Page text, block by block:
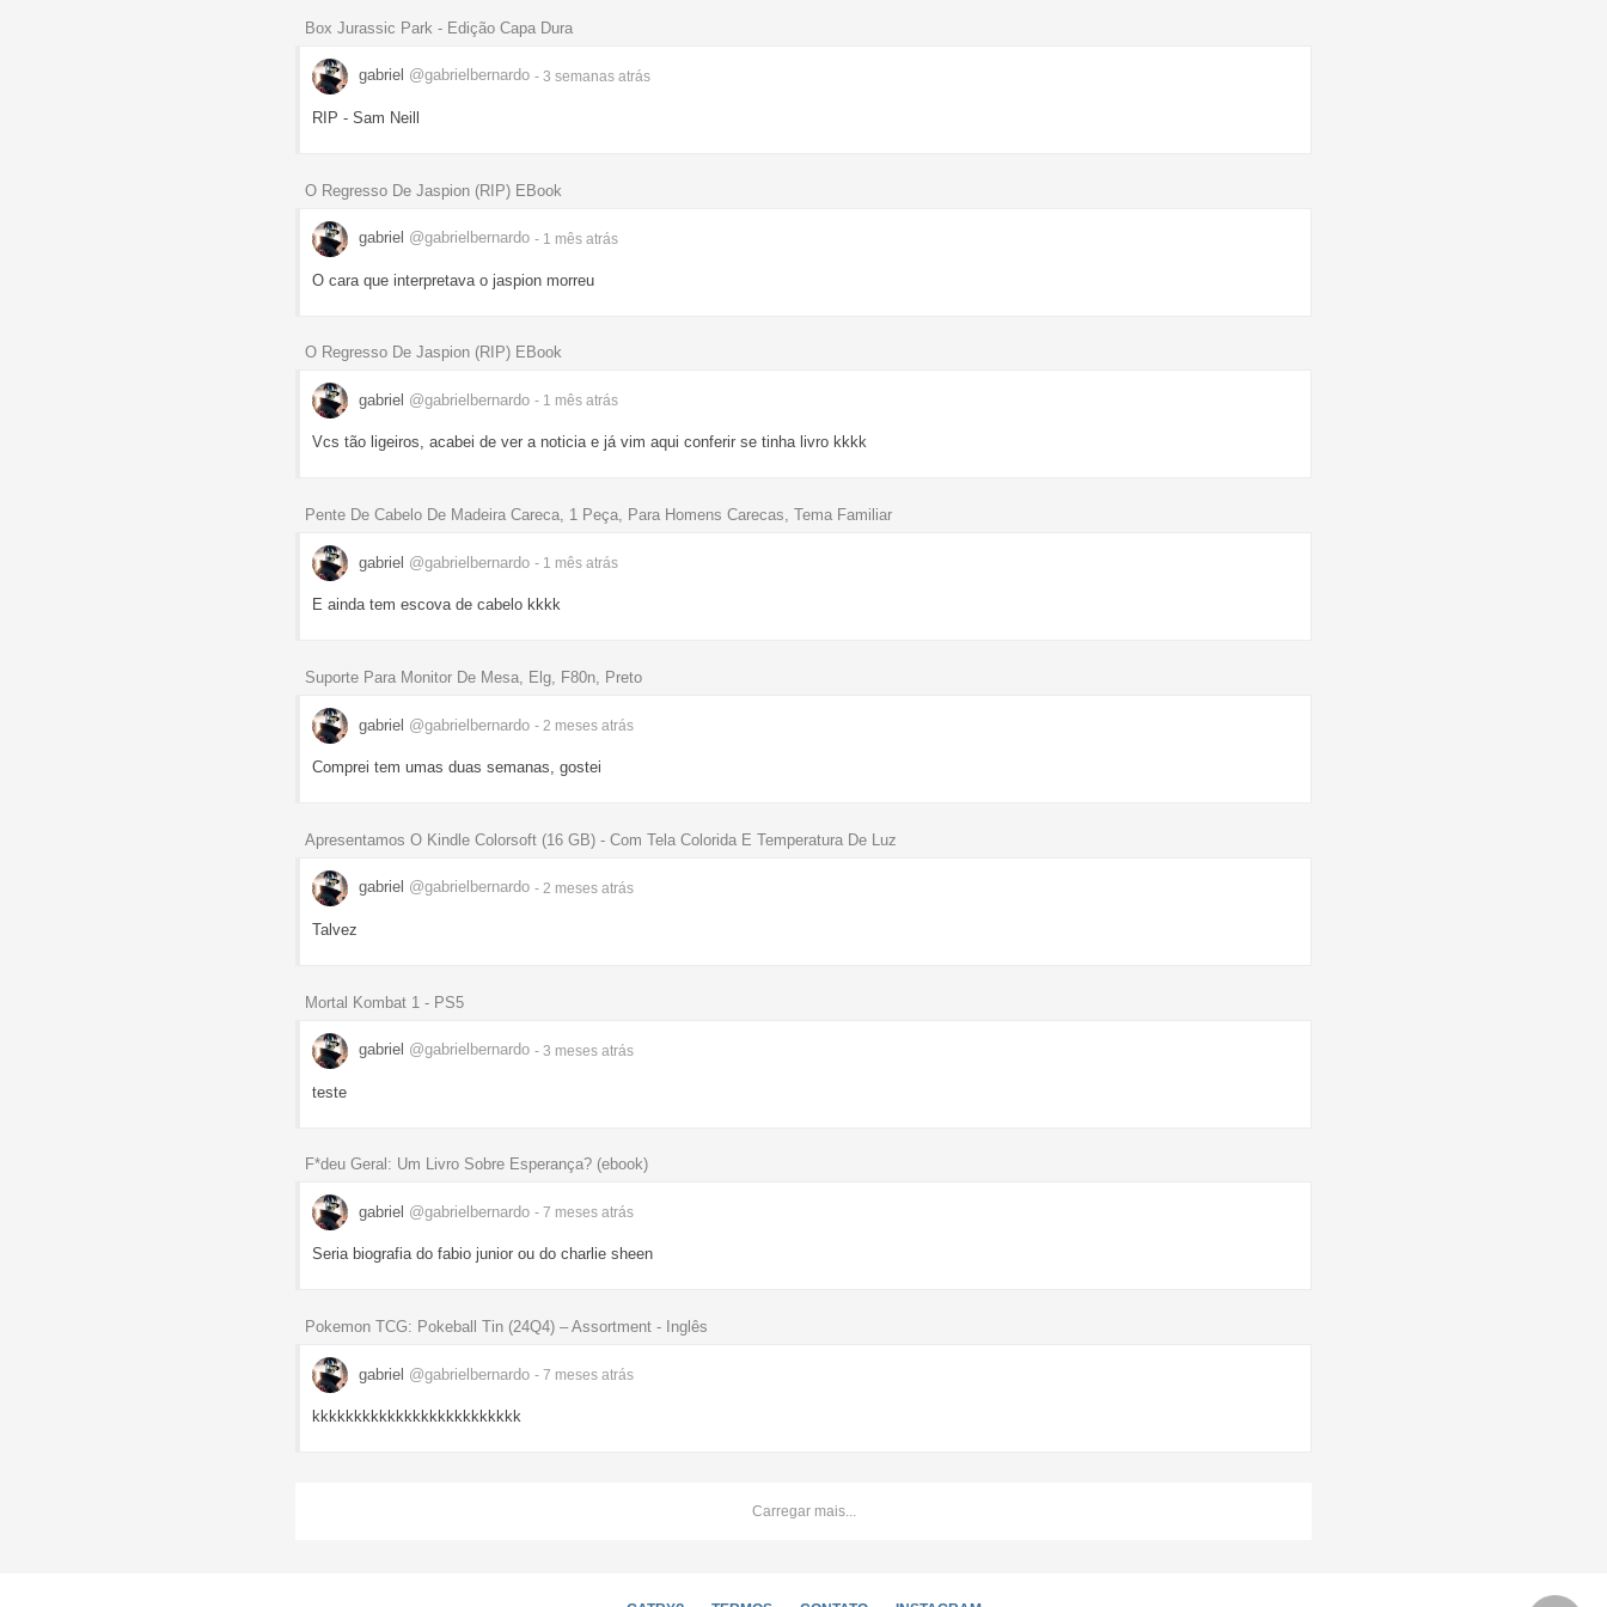
Box Jurassic Park - Edição Capa Dura
gabriel @gabrielbernardo - 3 semanas atrás
RIP - Sam Neill
O Regresso De Jaspion (RIP) EBook
gabriel @gabrielbernardo - 1 mês atrás
O cara que interpretava o jaspion morreu
O Regresso De Jaspion (RIP) EBook
gabriel @gabrielbernardo - 1 mês atrás
Vcs tão ligeiros, acabei de ver a noticia e já vim aqui conferir se tinha livro kkkk
Pente De Cabelo De Madeira Careca, 1 Peça, Para Homens Carecas, Tema Familiar
gabriel @gabrielbernardo - 1 mês atrás
E ainda tem escova de cabelo kkkk
Suporte Para Monitor De Mesa, Elg, F80n, Preto
gabriel @gabrielbernardo - 2 meses atrás
Comprei tem umas duas semanas, gostei
Apresentamos O Kindle Colorsoft (16 GB) - Com Tela Colorida E Temperatura De Luz
gabriel @gabrielbernardo - 2 meses atrás
Talvez
Mortal Kombat 1 - PS5
gabriel @gabrielbernardo - 3 meses atrás
teste
F*deu Geral: Um Livro Sobre Esperança? (ebook)
gabriel @gabrielbernardo - 7 meses atrás
Seria biografia do fabio junior ou do charlie sheen
Pokemon TCG: Pokeball Tin (24Q4) – Assortment - Inglês
gabriel @gabrielbernardo - 7 meses atrás
kkkkkkkkkkkkkkkkkkkkkkkkk
Carregar mais...